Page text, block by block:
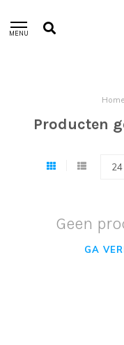
MENU
Home
Producten
Geen
GA